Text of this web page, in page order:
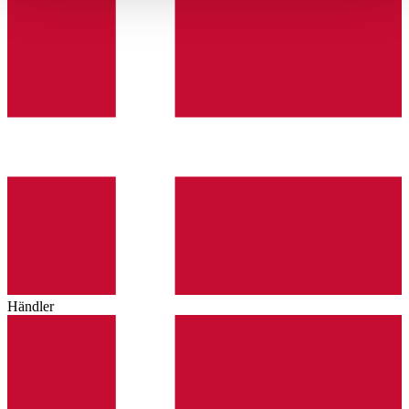
haben oder die sie im Rahmen Ihrer Nutzung der Dienste
Händler